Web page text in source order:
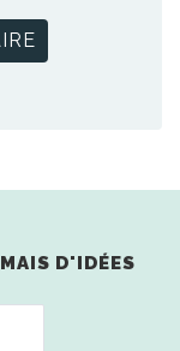
D'IDÉES